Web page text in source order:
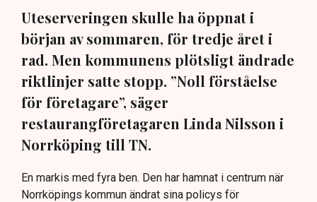
Uteserveringen skulle ha öppnat i
början av sommaren, för tredje året i
rad. Men kommunens plötsligt ändrade
riktlinjer satte stopp. ”Noll förståelse
för företagare”, säger
restaurangföretagaren Linda Nilsson i
Norrköping till TN.
En markis med fyra ben. Den har hamnat i centrum när
Norrköpings kommun ändrat sina policys för